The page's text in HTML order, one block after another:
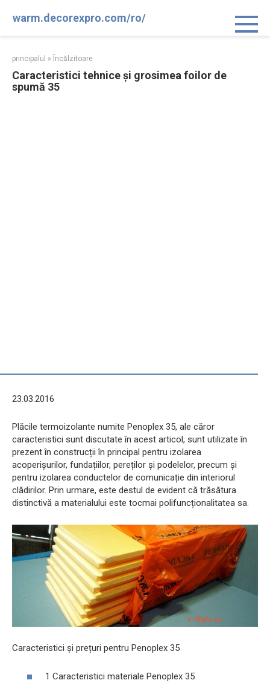
warm.decorexpro.com/ro/
principalul » Încălzitoare
Caracteristici tehnice și grosimea foilor de
spumă 35
23.03.2016
Plăcile termoizolante numite Penoplex 35, ale căror
caracteristici sunt discutate în acest articol, sunt utilizate în
prezent în construcții în principal pentru izolarea
acoperișurilor, fundațiilor, pereților și podelelor, precum și
pentru izolarea conductelor de comunicație din interiorul
clădirilor. Prin urmare, este destul de evident că trăsătura
distinctivă a materialului este tocmai polifuncționalitatea sa.
Caracteristici și prețuri pentru Penoplex 35
1 Caracteristici materiale Penoplex 35